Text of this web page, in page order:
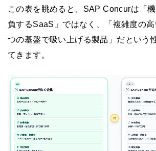
この表を眺めると、SAP Concurは「
負するSaaS」ではなく、「複雑度の
つの基盤で吸い上げる製品」だという
てきます。